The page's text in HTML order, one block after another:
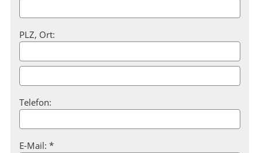
PLZ, Ort:
Telefon:
E-Mail: *